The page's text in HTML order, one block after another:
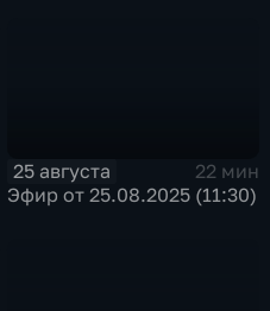
25 августа
22 мин
Эфир от 25.08.2025 (11:30)